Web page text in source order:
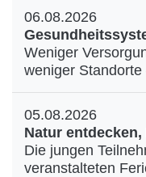
06.08.2026
Weniger
weniger
05.08.2026
Natur
Die jungen
veranstalteten